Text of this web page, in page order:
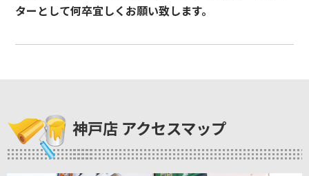
ターとして何卒宜しくお願い致します。
神戸店 アクセスマップ